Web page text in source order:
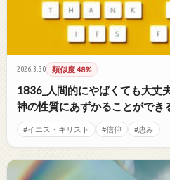
2026.3.30 類似度 48%
1836_人間的にやばくても大丈
神の性質にあずかることができ
#イエス・キリスト #信仰 #恵み